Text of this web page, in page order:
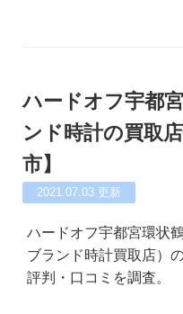
ハードオフ宇都
ンド時計の買取
市】
2021.07.03 更新
ハードオフ宇都宮環状
ブランド時計買取店）
評判・口コミを調査。